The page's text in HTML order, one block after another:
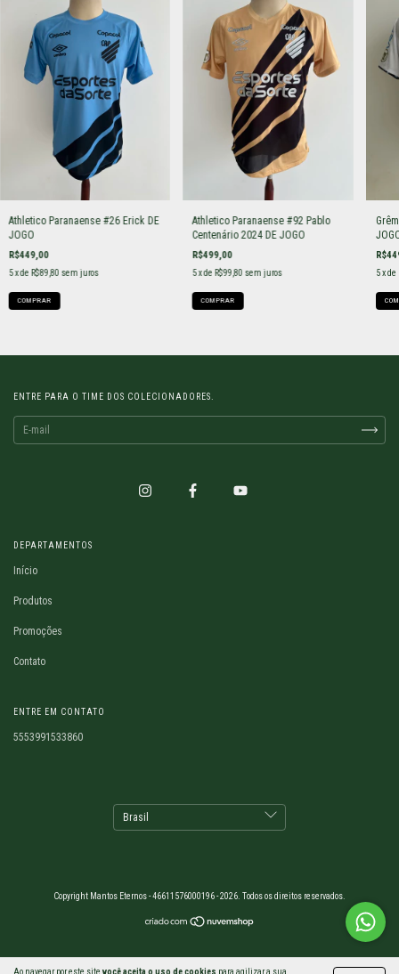
Ao navegar por este site você aceita o uso de cookies para agilizar a sua
Athletico Paranaense #26 Erick DE
JOGO
R$449,00
5x de R$89,80 sem juros
COMPRAR
Athletico Paranaense #92 Pablo
Centenário 2024 DE JOGO
R$499,00
5x de R$99,80 sem juros
COMPRAR
5 x de
ENTRE PARA O TIME DOS COLECIONADORES.
DEPARTAMENTOS
Início
Produtos
Promoções
Contato
ENTRE EM CONTATO
5553991533860
Copyright Mantos Eternos - 46611576000196 - 2026. Todos os direitos reservados.